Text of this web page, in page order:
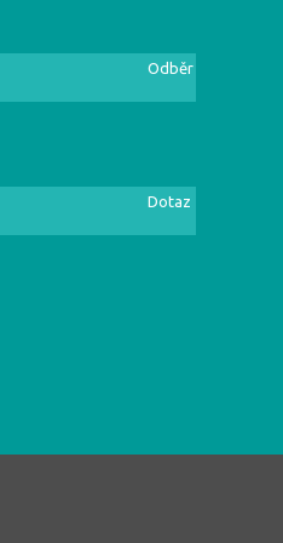
Odběr
Dotaz